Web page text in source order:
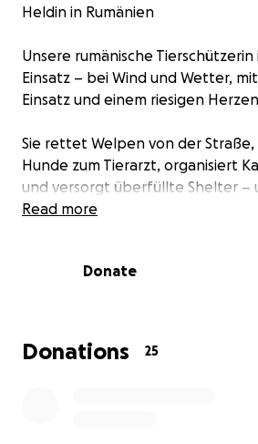
Heldin in Rumänien
Unsere rumänische Tierschützerin
Einsatz – bei Wind und Wetter,
Einsatz und einem riesigen
Sie rettet Welpen von der
Hunde zum Tierarzt, organisiert
und versorgt überfüllte Shelter –
ihrem eigenen, alten Auto, das
sie weiß: Ohne sie haben diese
Fahrzeug – am besten ein VW
ähnliches Modell mit ausreichend
Read more
Donate
Donations 25